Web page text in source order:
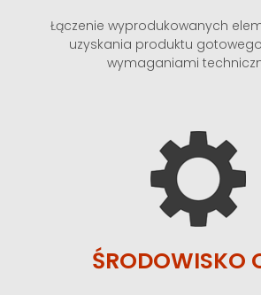
Łączenie wyprodukowanych
uzyskania produktu
wymaganiami
ŚRODOWISKO